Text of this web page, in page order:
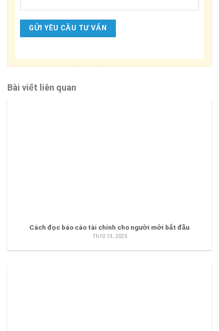
Bài viết liên quan
Cách đọc báo cáo tài chính cho người mới bắt đầu
Th10 13, 2025